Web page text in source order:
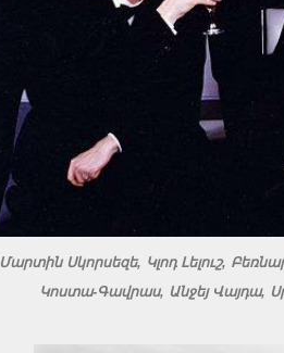
Մարտին Սկորսեզե, Կլոդ Լելուշ,
Կոստա-Գավրաս, Անջեյ Վայդա,